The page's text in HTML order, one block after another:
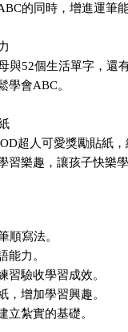
的同時，增進運筆能
與52個生活單字，還
學會ABC。
超人可愛獎勵貼紙，
習樂趣，讓孩子快樂學
順寫法。
能力。
驗收學習成效。
增加學習興趣。
紮實的基礎。